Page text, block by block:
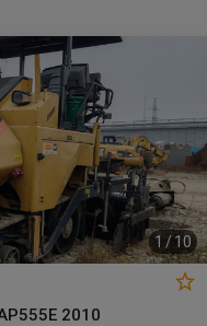
1 /10
2010